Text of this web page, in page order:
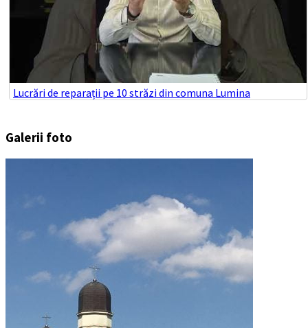
Lucrări de reparații pe 10 străzi din comuna Lumina
Galerii foto